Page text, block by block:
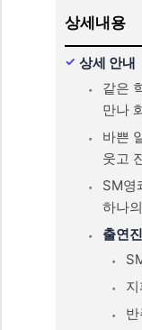
상세내용
상세 안내
같은
만나
바쁜
웃고
SM영
하나
출연진